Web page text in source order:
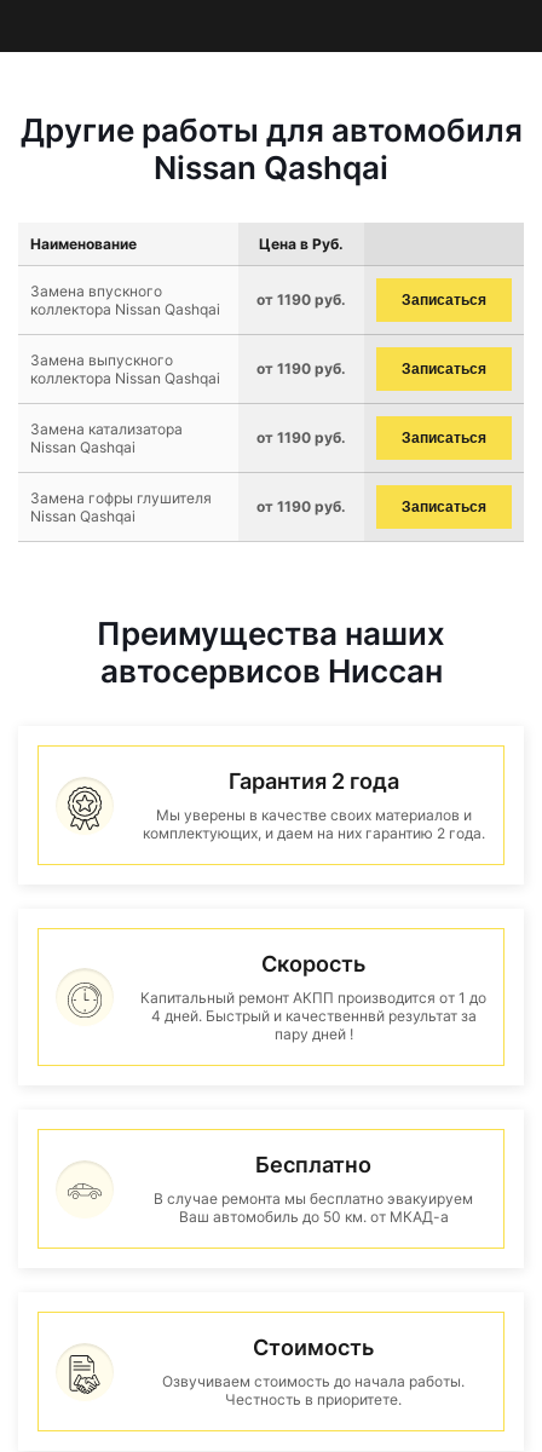
Другие работы для автомобиля
Nissan Qashqai
Наименование Цена в Руб.
Замена впускного
коллектора Nissan Qashqai
от 1190 руб. Записаться
Замена выпускного
коллектора Nissan Qashqai
от 1190 руб. Записаться
Замена катализатора
Nissan Qashqai
от 1190 руб. Записаться
Замена гофры глушителя
Nissan Qashqai
от 1190 руб. Записаться
Преимущества наших
автосервисов Ниссан
Гарантия 2 года
Мы уверены в качестве своих материалов и
комплектующих, и даем на них гарантию 2 года.
Скорость
Капитальный ремонт АКПП производится от 1 до
4 дней. Быстрый и качественнвй результат за
пару дней !
Бесплатно
В случае ремонта мы бесплатно эвакуируем
Ваш автомобиль до 50 км. от МКАД-а
Стоимость
Озвучиваем стоимость до начала работы.
Честность в приоритете.